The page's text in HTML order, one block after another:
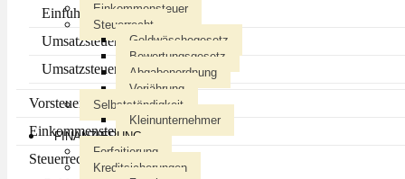
Einkommensteuer
Steuerrecht
Geldwäschegesetz
Bewertungsgesetz
Abgabenordnung
Verjährung
Selbstständigkeit
Kleinunternehmer
FINANZIERUNG
Forfaitierung
Kreditsicherungen
Einfuhrumsatzsteuer
Umsatzsteuervoranmeldung
Umsatzsteuergesetz
Vorsteuer
Einkommensteuer
Steuerrecht